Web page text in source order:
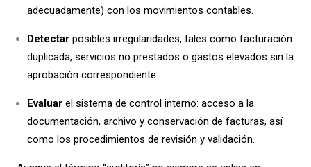
adecuadamente) con los movimientos contables.
Detectarposibles irregularidades, tales como facturación
duplicada, servicios no prestados o gastos elevados sin la
aprobación correspondiente.
Evaluarel sistema de control interno: acceso a la
documentación, archivo y conservación de facturas, así
como los procedimientos de revisión y validación.